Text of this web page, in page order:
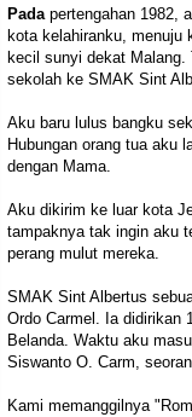
Padapertengahan 1982,
kota kelahiranku, menuju
kecil sunyi dekat
sekolah ke SMAK Sint
Aku baru lulus bangku
Hubungan orang tua aku
dengan Mama.
Aku dikirim ke luar kota
tampaknya tak ingin aku
perang mulut mereka.
SMAK Sint Albertus
Ordo Carmel. Ia didirikan
Belanda. Waktu aku
Siswanto O. Carm,
Kami memanggilnya